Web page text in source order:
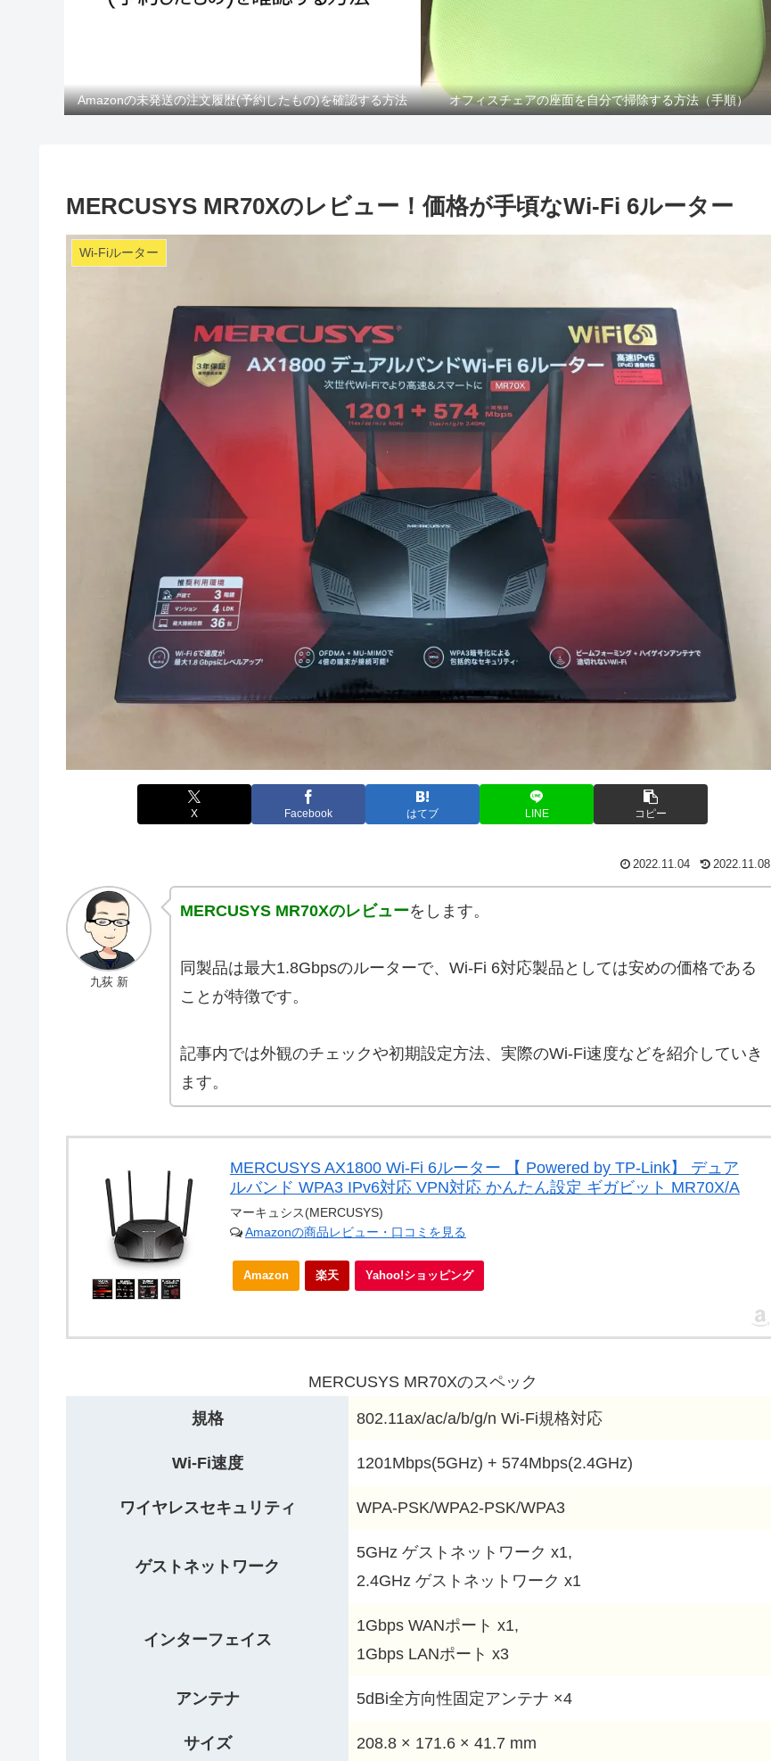
Amazonの未発送の注文履歴(予約したもの)を確認する方法 オフィスチェアの座面を自分で掃除する方法（手順）
MERCUSYS MR70Xのレビュー！価格が手頃なWi-Fi 6ルーター
Wi-Fiルーター
X Facebook はてブ LINE コピー
2022.11.04 2022.11.08
九荻 新
MERCUSYS MR70Xのレビューをします。
同製品は最大1.8Gbpsのルーターで、Wi-Fi 6対応製品としては安めの価格である
ことが特徴です。
記事内では外観のチェックや初期設定方法、実際のWi-Fi速度などを紹介していき
ます。
MERCUSYS AX1800 Wi-Fi 6ルーター 【 Powered by TP-Link】 デュア
ルバンド WPA3 IPv6対応 VPN対応 かんたん設定 ギガビット MR70X/A
マーキュシス(MERCUSYS)
Amazonの商品レビュー・口コミを見る
Amazon 楽天 Yahoo!ショッピング
MERCUSYS MR70Xのスペック
規格 802.11ax/ac/a/b/g/n Wi-Fi規格対応
Wi-Fi速度 1201Mbps(5GHz) + 574Mbps(2.4GHz)
ワイヤレスセキュリティ WPA-PSK/WPA2-PSK/WPA3
ゲストネットワーク
5GHz ゲストネットワーク x1,
2.4GHz ゲストネットワーク x1
インターフェイス
1Gbps WANポート x1,
1Gbps LANポート x3
アンテナ 5dBi全方向性固定アンテナ ×4
サイズ 208.8 × 171.6 × 41.7 mm